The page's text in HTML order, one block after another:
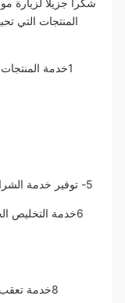
1خدمة المنتجات على مدار 24 ساعة لموظفي الأعمال المهنية
5- توفير خدمة الشراء من نقطة واحدة للمنتجات ذات الصلة مجاناً
8خدمة تعقب البيانات الكاملة وخدمة تقنية مجانية بعد البيع